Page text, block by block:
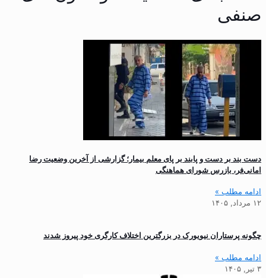
صنفی
دست بند بر دست و پابند بر پای معلم بیمار؛ گزارشی از آخرین وضعیت رضا
امانی‌فر، بازرس شورای هماهنگی
ادامه مطلب »
۱۲ مرداد, ۱۴۰۵
چگونه پرستاران نیویورک در بزرگترین اختلاف کارگری خود پیروز شدند
ادامه مطلب »
۳ تیر, ۱۴۰۵